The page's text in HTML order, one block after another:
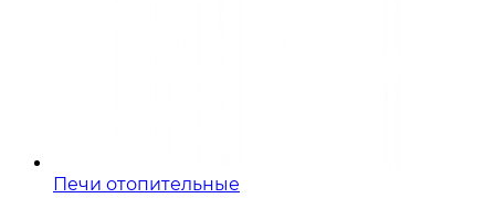
Печи отопительные